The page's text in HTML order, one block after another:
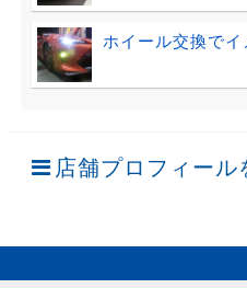
ホイール交換で
店舗プロフィール